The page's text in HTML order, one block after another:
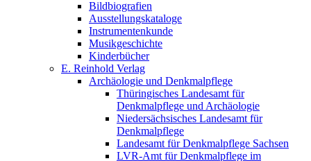
Bildbiografien
Ausstellungskataloge
Instrumentenkunde
Musikgeschichte
Kinderbücher
E. Reinhold Verlag
Archäologie und Denkmalpflege
Thüringisches Landesamt für
Denkmalpflege und Archäologie
Niedersächsisches Landesamt für
Denkmalpflege
Landesamt für Denkmalpflege Sachsen
LVR-Amt für Denkmalpflege im